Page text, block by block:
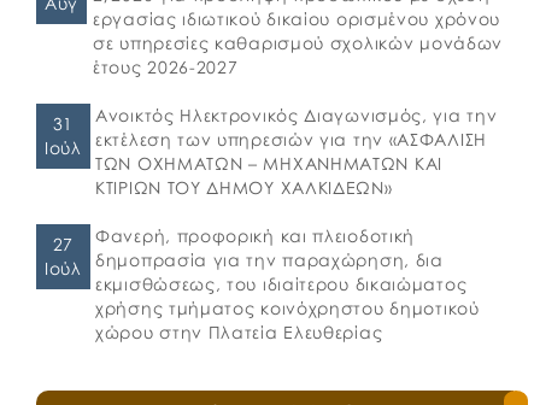
εργασίας ιδιωτικού δικαίου ορισμένου χρόνου
σε υπηρεσίες καθαρισμού σχολικών μονάδων
έτους 2026-2027
31
Ιούλ
Ανοικτός Ηλεκτρονικός Διαγωνισμός, για την
εκτέλεση των υπηρεσιών για την «ΑΣΦΑΛΙΣΗ
ΤΩΝ ΟΧΗΜΑΤΩΝ – ΜΗΧΑΝΗΜΑΤΩΝ ΚΑΙ
ΚΤΙΡΙΩΝ ΤΟΥ ΔΗΜΟΥ ΧΑΛΚΙΔΕΩΝ»
27
Ιούλ
Φανερή, προφορική και πλειοδοτική
δημοπρασία για την παραχώρηση, δια
εκμισθώσεως, του ιδιαίτερου δικαιώματος
χρήσης τμήματος κοινόχρηστου δημοτικού
χώρου στην Πλατεία Ελευθερίας